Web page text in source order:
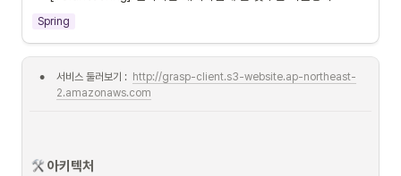
기술
Spring
• 서비스 둘러보기 :
http://grasp-client.s3-website.ap-northeast-
2.amazonaws.com
아키텍처